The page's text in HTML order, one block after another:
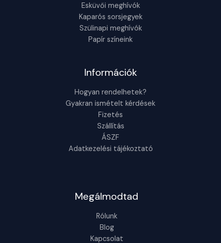
Esküvői meghívók
Kaparós sorsjegyek
Szülinapi meghívók
Papír színeink
Információk
Hogyan rendelhetek?
Gyakran ismételt kérdések
Fizetés
Szállítás
ÁSZF
Adatkezelési tájékoztató
Megálmodtad
Rólunk
Blog
Kapcsolat